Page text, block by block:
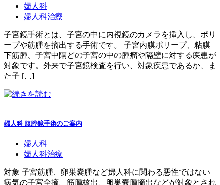
婦人科
婦人科治療
子宮鏡手術とは、子宮の中に内視鏡のカメラを挿入し、ポリ
ープや筋腫を摘出する手術です。 子宮内膜ポリープ、粘膜
下筋腫、子宮中隔どの子宮の中の腫瘤や隔壁に対する疾患が
対象です。外来で子宮鏡検査を行い、対象疾患であるか、ま
た子 […]
婦人科 腹腔鏡手術のご案内
婦人科
婦人科治療
対象 子宮筋腫、卵巣嚢腫など婦人科に関わる悪性ではない
病気の子宮全摘、筋腫核出、卵巣嚢腫摘出などが対象とされ